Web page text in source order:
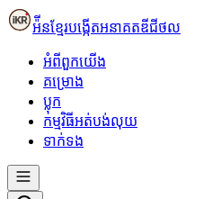
អ៉ីនខ្មែរបង្កើតអនាគតឌីជីថល
អំពី​ពួក​យើង
គម្រោង
ប្លុក
កម្មវិធីអត់បង់លុយ
ទាក់ទង